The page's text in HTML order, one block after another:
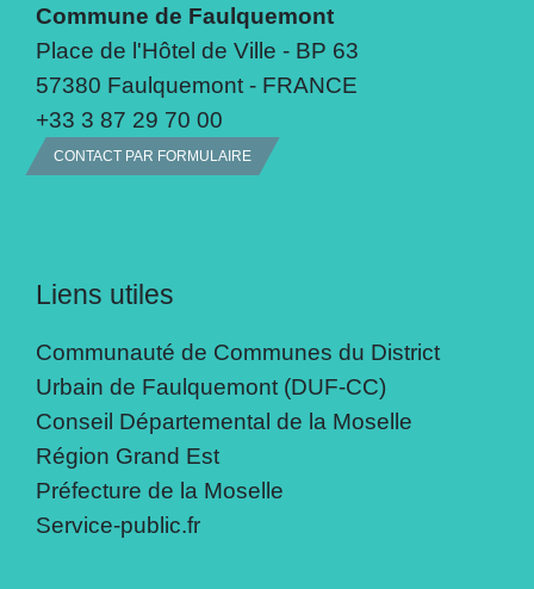
Commune de Faulquemont
Place de l'Hôtel de Ville - BP 63
57380 Faulquemont - FRANCE
+33 3 87 29 70 00
CONTACT PAR FORMULAIRE
Liens utiles
Communauté de Communes du District
Urbain de Faulquemont (DUF-CC)
Conseil Départemental de la Moselle
Région Grand Est
Préfecture de la Moselle
Service-public.fr